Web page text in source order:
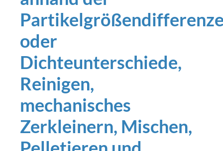
oder
Dichteunterschiede,
Reinigen,
mechanisches
Zerkleinern, Mischen,